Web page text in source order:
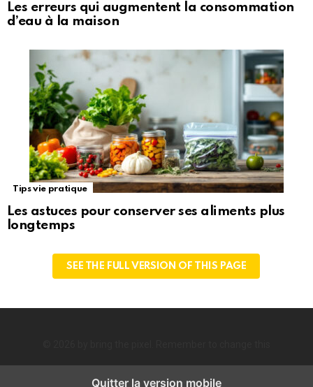
Les erreurs qui augmentent la consommation
d’eau à la maison
Tips vie pratique
Les astuces pour conserver ses aliments plus
longtemps
SEE THE FULL VERSION OF THIS PAGE
Quitter la version mobile